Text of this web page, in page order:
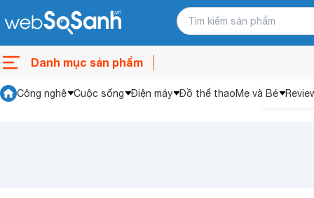
Danh mục sản phẩm
Công nghệ Cuộc sống Điện máy Đồ thể thaoMẹ và Bé